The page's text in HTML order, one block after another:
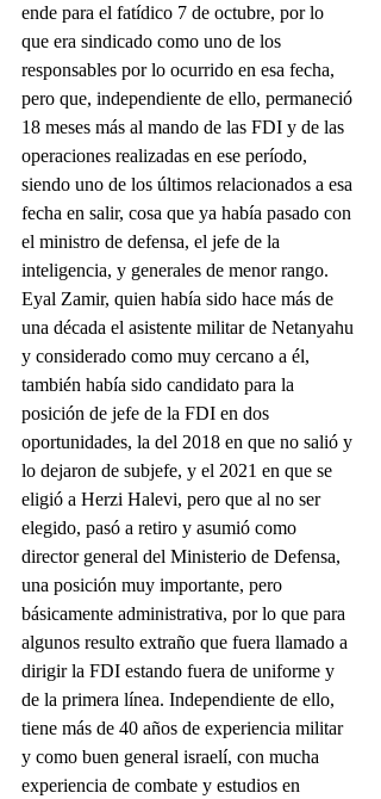
ende para el fatídico 7 de octubre, por lo
que era sindicado como uno de los
responsables por lo ocurrido en esa fecha,
pero que, independiente de ello, permaneció
18 meses más al mando de las FDI y de las
operaciones realizadas en ese período,
siendo uno de los últimos relacionados a esa
fecha en salir, cosa que ya había pasado con
el ministro de defensa, el jefe de la
inteligencia, y generales de menor rango.
Eyal Zamir, quien había sido hace más de
una década el asistente militar de Netanyahu
y considerado como muy cercano a él,
también había sido candidato para la
posición de jefe de la FDI en dos
oportunidades, la del 2018 en que no salió y
lo dejaron de subjefe, y el 2021 en que se
eligió a Herzi Halevi, pero que al no ser
elegido, pasó a retiro y asumió como
director general del Ministerio de Defensa,
una posición muy importante, pero
básicamente administrativa, por lo que para
algunos resulto extraño que fuera llamado a
dirigir la FDI estando fuera de uniforme y
de la primera línea. Independiente de ello,
tiene más de 40 años de experiencia militar
y como buen general israelí, con mucha
experiencia de combate y estudios en